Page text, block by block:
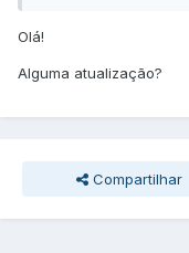
Olá!
Alguma atualização?
Compartilhar